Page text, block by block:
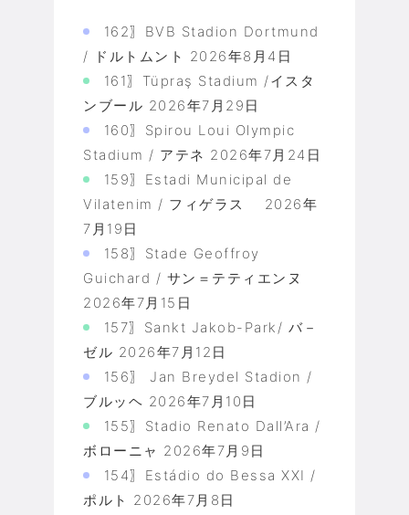
162〗BVB Stadion Dortmund
/ ドルトムント 2026年8月4日
161〗Tüpraş Stadium /イスタ
ンブール 2026年7月29日
160〗Spirou Loui Olympic
Stadium / アテネ 2026年7月24日
159〗Estadi Municipal de
Vilatenim / フィゲラス
2026年
7月19日
158〗Stade Geoffroy
Guichard / サン＝テティエンヌ
2026年7月15日
157〗Sankt Jakob-Park/ バ－
ゼル 2026年7月12日
156〗 Jan Breydel Stadion /
ブルッヘ 2026年7月10日
155〗Stadio Renato Dall’Ara /
ボローニャ 2026年7月9日
154〗Estádio do Bessa XXI /
ポルト 2026年7月8日